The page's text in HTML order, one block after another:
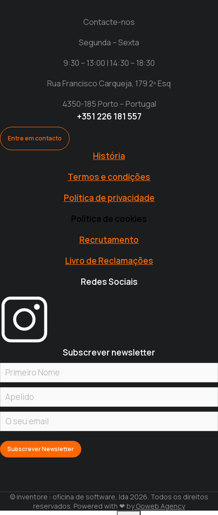
Contacte-nos
Segunda – Sexta
9:30 – 13:00 | 14:30 – 18:30
Rua Francisco Carqueja, 179 2º Esq
4350-185 Porto – Portugal
+351 226 181 557
Entre em contacto
História
Termos e condições
Política de privacidade
Política de cookies
Recrutamento
Livro de Reclamações
Redes Sociais
Subscrever newsletter
© inventore : oficina de software, lda 2026. Todos os direitos
reservados. Powered with ❤ byGoweb Agency